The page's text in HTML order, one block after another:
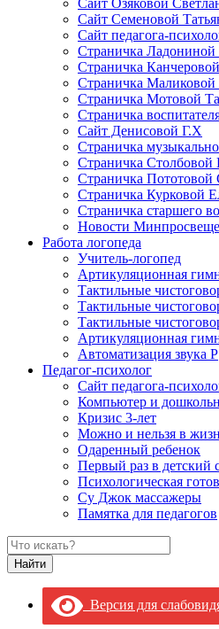
Сайт Озяковой
Сайт Семеновой
Сайт педагога-
Страничка
Страничка
Страничка
Страничка Мотовой
Cтраничка
Сайт Денисовой Г.Х
Страничка
Страничка
Страничка Пототовой
Страничка Курковой
Страничка старшего
Новости
Работа логопеда
Учитель-логопед
Артикуляционная
Тактильные
Тактильные
Тактильные
Артикуляционная
Автоматизация звука Р
Педагог-психолог
Сайт педагога-
Компьютер и
Кризис 3-лет
Можно и нельзя в
Одаренный ребенок
Первый раз в детский
Психологическая
Су Джок массажеры
Памятка для педагогов
Версия для